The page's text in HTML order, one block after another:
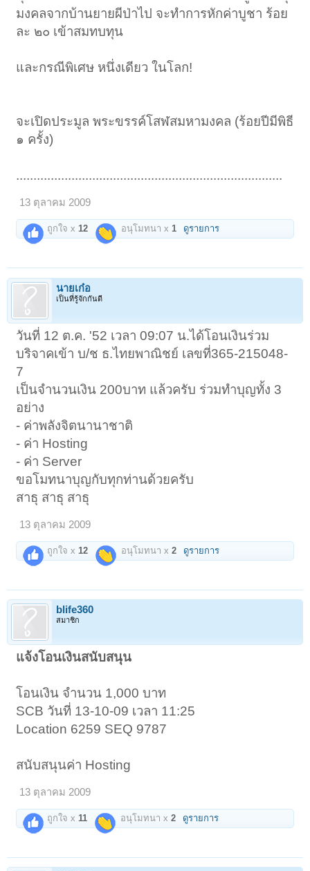
มงคลจากบ้านยายผีป่าไป จะทำการหักค่าบูชา ร้อย
ละ ๒๐ เข้าสมทบทุน
และกรณีพิเศษ หนึ่งเดียว ในโลก!
จะเปิดประมูล พระขรรค์โสฬสมหามงคล (ร้อยปีมีพิธี
๑ ครั้ง)
.............................................................................
13 ตุลาคม 2009
ถูกใจ x12 อนุโมทนา x1 ดูรายการ
นายเก๋อ
เป็นที่รู้จักกันดี
วันที่ 12 ต.ค. '52 เวลา 09:07 น.ได้โอนเงินร่วม
บริจาคเข้า บ/ช ธ.ไทยพาณิชย์ เลขที่365-215048-
7
เป็นจำนวนเงิน 200บาท แล้วครับ ร่วมทำบุญทั้ง 3
อย่าง
- ค่าพลังจิตนานาชาติ
- ค่า Hosting
- ค่า Server
ขอโมทนาบุญกับทุกท่านด้วยครับ
สาธุ สาธุ สาธุ
13 ตุลาคม 2009
ถูกใจ x 12 อนุโมทนา x2 ดูรายการ
blife360
สมาชิก
แจ้งโอนเงินสนับสนุน
โอนเงิน จำนวน 1,000 บาท
SCB วันที่ 13-10-09 เวลา 11:25
Location 6259 SEQ 9787
สนับสนุนค่า Hosting
13 ตุลาคม 2009
ถูกใจ x 11 อนุโมทนา x2 ดูรายการ